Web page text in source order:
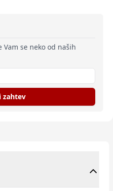
se neko od naših
zahtev